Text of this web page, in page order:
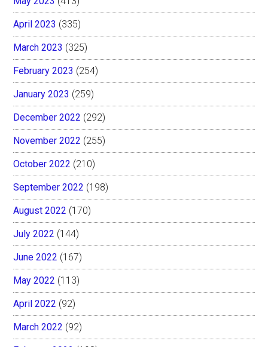
April 2023 (335)
March 2023 (325)
February 2023 (254)
January 2023 (259)
December 2022 (292)
November 2022 (255)
October 2022 (210)
September 2022 (198)
August 2022 (170)
July 2022 (144)
June 2022 (167)
May 2022 (113)
April 2022 (92)
March 2022 (92)